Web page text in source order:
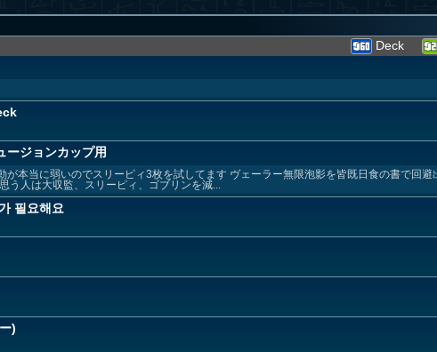
Deck
ジョンカップ用
が本当に弱いのでスリーピィ3枚を試してます ヴェーラー無限泡影を皆既日食の書で回
う人は大収監、スリーピィ、ゴブリンを減...
필요해요
)